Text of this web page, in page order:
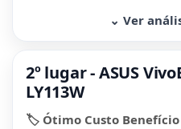
⌄ Ver
2º lugar - ASUS
LY113W
🏷️ Ótimo Custo Benefício